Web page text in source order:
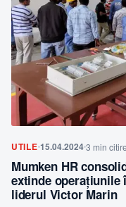
UTILE 15.04.20243 min citire
Mumken HR
extinde operațiunile
liderul Victor Marin